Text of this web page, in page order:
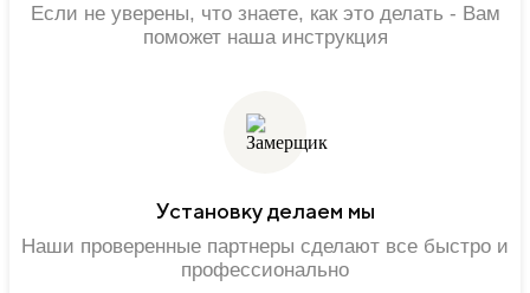
Если не уверены, что знаете, как это делать - Вам
поможет наша инструкция
Установку делаем мы
Наши проверенные партнеры сделают все быстро и
профессионально